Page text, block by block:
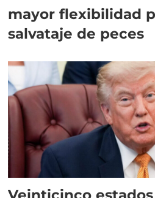
mayor flexibilidad
salvataje de peces